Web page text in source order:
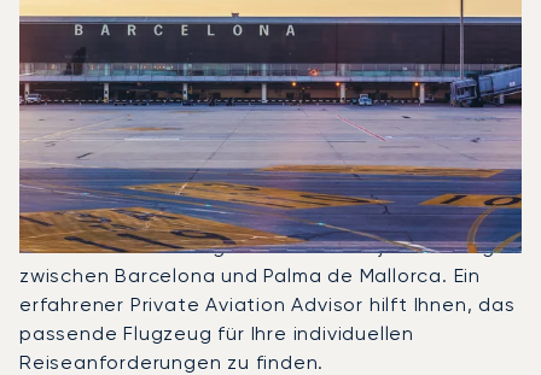
Welche Privatjets Werden Am
Häufigsten Zwischen Palma
De Mallorca Und Barcelona
Gechartert?
2025 waren Phenom 100, Beechjet 400A und
Citation II die meistgenutzten Privatjets für Flüge
zwischen Barcelona und Palma de Mallorca. Ein
erfahrener Private Aviation Advisor hilft Ihnen, das
passende Flugzeug für Ihre individuellen
Reiseanforderungen zu finden.